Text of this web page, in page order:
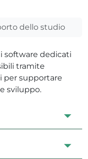
dello studio
software dedicati
tramite
per supportare
sviluppo.